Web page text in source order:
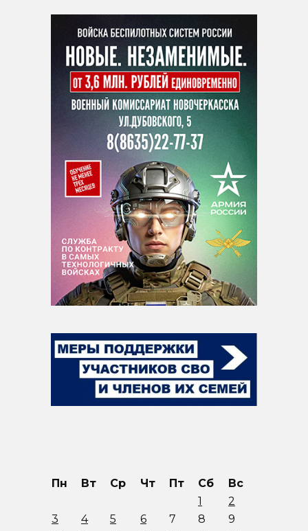
Пн Вт Ср Чт Пт Сб
Вс
1
2
3
4 5 6 7 8
9